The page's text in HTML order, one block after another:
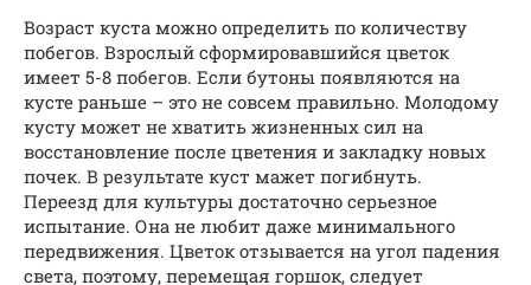
Возраст куста можно определить по количеству
побегов. Взрослый сформировавшийся цветок
имеет 5-8 побегов. Если бутоны появляются на
кусте раньше – это не совсем правильно. Молодому
кусту может не хватить жизненных сил на
восстановление после цветения и закладку новых
почек. В результате куст мажет погибнуть.
Переезд для культуры достаточно серьезное
испытание. Она не любит даже минимального
передвижения. Цветок отзывается на угол падения
света, поэтому, перемещая горшок, следует